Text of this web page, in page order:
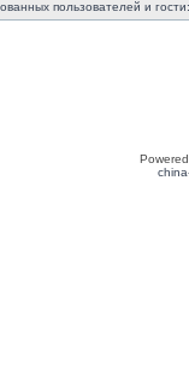
пользователей и